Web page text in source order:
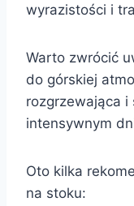
wyrazistości i
Warto zwrócić
do górskiej
rozgrzewająca i
intensywnym
Oto kilka
na stoku: